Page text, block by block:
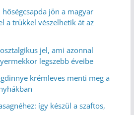
jön a magyar
a trükkel vészelhetik át az
jel, ami azonnal
legszebb éveibe
krémleves menti meg a
így készül a szaftos,